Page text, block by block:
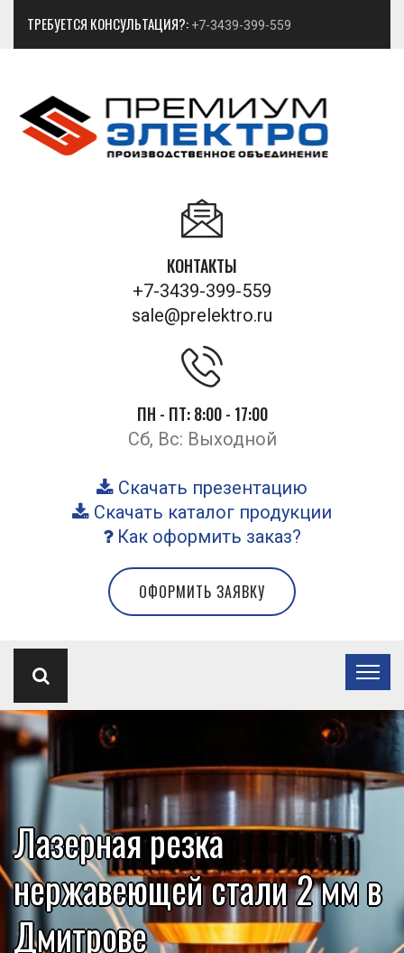
ТРЕБУЕТСЯ КОНСУЛЬТАЦИЯ?: +7-3439-399-559
КОНТАКТЫ
+7-3439-399-559
sale@prelektro.ru
ПН - ПТ: 8:00 - 17:00
Сб, Вс: Выходной
Скачать презентацию
Скачать каталог продукции
Как оформить заказ?
ОФОРМИТЬ ЗАЯВКУ
Лазерная резка
нержавеющей стали 2 мм в
Дмитрове